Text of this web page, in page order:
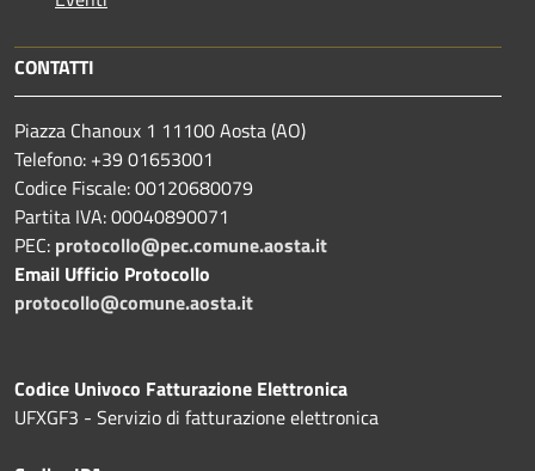
CONTATTI
Piazza Chanoux 1 11100 Aosta (AO)
Telefono: +39 01653001
Codice Fiscale: 00120680079
Partita IVA: 00040890071
PEC: protocollo@pec.comune.aosta.it
Email Ufficio Protocollo
protocollo@comune.aosta.it
Codice Univoco Fatturazione Elettronica
UFXGF3 - Servizio di fatturazione elettronica